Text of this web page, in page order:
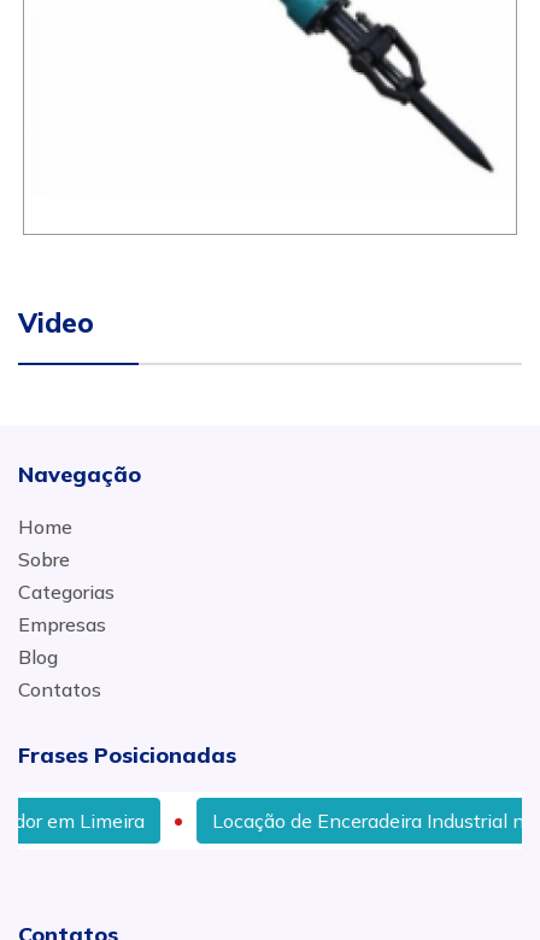
Video
Navegação
Home
Sobre
Categorias
Empresas
Blog
Contatos
Frases Posicionadas
Locação de Enceradeira Industrial no Bairro